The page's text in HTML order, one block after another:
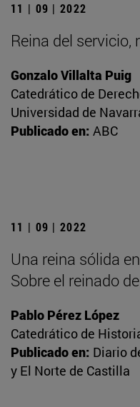
11 | 09 | 2022
Reina del servicio,
Gonzalo Villalta Puig
Catedrático de
Universidad de
Publicado en: ABC
11 | 09 | 2022
Una reina sólida
Sobre el reinado
Pablo Pérez López
Catedrático de
Publicado en: Diario
y El Norte de Castilla